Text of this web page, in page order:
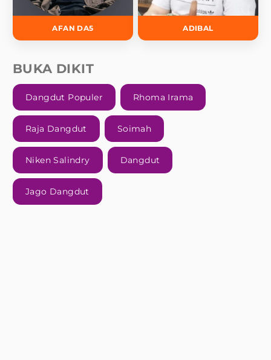
AFAN DA5 ADIBAL
BUKA DIKIT
Dangdut Populer Rhoma Irama
Raja Dangdut Soimah
Niken Salindry Dangdut
Jago Dangdut